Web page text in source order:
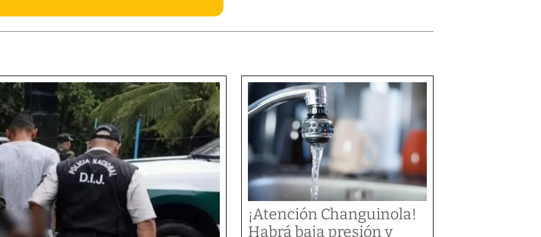
¡Atención Changuinola!
Habrá baja presión y